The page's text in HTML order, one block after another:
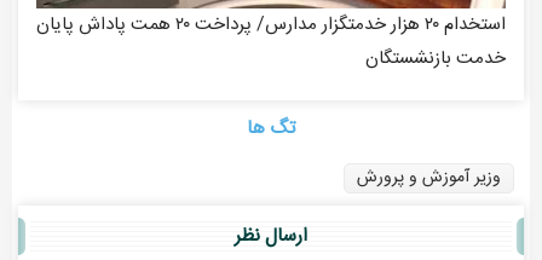
استخدام ۲۰ هزار خدمتگزار مدارس/ پرداخت ۲۰ همت پاداش پایان
خدمت بازنشستگان
تگ ها
وزیر آموزش و پرورش
ارسال نظر